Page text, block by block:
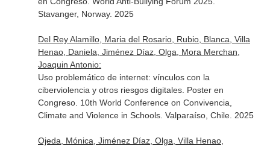
Stavanger, Norway. 2025
Del Rey Alamillo, Maria del Rosario, Rubio, Blanca, Villa
Henao, Daniela, Jiménez Díaz, Olga, Mora Merchan,
Joaquin Antonio:
Uso problemático de internet: vínculos con la
ciberviolencia y otros riesgos digitales. Poster en
Congreso. 10th World Conference on Convivencia,
Climate and Violence in Schools. Valparaíso, Chile. 2025
Ojeda, Mónica, Jiménez Díaz, Olga, Villa Henao,